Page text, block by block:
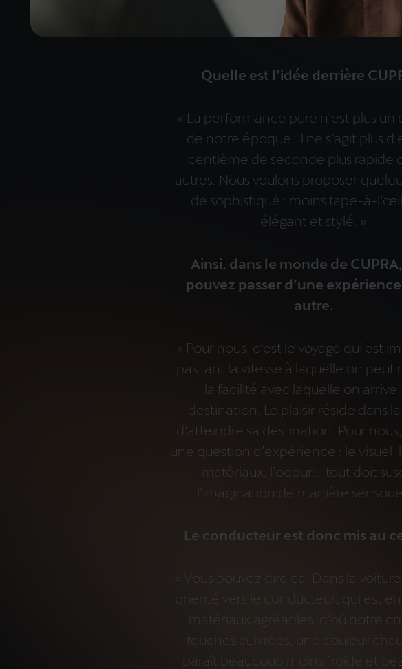
Quelle est l’idée derrière
« La performance pure n’est plus
de notre époque. Il ne s’agit plus
centième de seconde plus rapide
autres. Nous voulons proposer
de sophistiqué : moins tape-à-
élégant et stylé. »
Ainsi, dans le monde de
pouvez passer d’une
autre.
« Pour nous, c’est le voyage qui est
pas tant la vitesse à laquelle on peut
la facilité avec laquelle on arrive
destination. Le plaisir réside dans
d’atteindre sa destination. Pour
une question d’expérience : le visuel,
matériaux, l’odeur... tout doit
l’imagination de manière
Le conducteur est donc mis au
« Vous pouvez dire ça. Dans la
orienté vers le conducteur, qui est
matériaux agréables, d’où notre
touches cuivrées, une couleur
paraît beaucoup moins froide et